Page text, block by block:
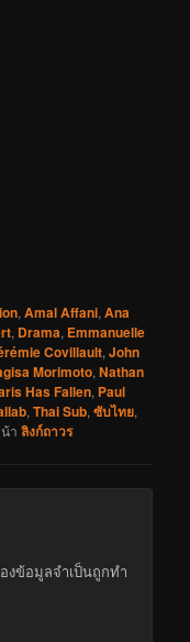
,Amal Affani,Ana
, Drama, Emmanuelle
Covillault,John
Morimoto,Nathan
Has Fallen, Paul
,Thai Sub,ซับไทย,
าลิงก์ถาวร
งข้อมูลจำเป็นถูกทำ